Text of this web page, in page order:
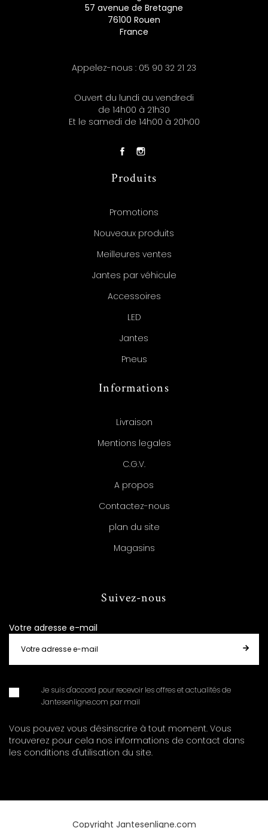
57 avenue de Bretagne
76100 Rouen
France
Appelez-nous : 05 90 32 21 23
Ouvert du lundi au vendredi
de 14h00 à 21h30
Et le samedi de 14h00 à 20h00
Produits
Promotions
Nouveaux produits
Meilleures ventes
Jantes par véhicule
Accessoires
LED
Jantes
Pneus
Informations
Livraison
Mentions legales
C.G.V.
A propos
Contactez-nous
plan du site
Magasins
Suivez-nous
Votre adresse e-mail
Je suis d'accord pour recevoir les offres et actualités de
Jantesenligne.com par mail
Vous pouvez vous désinscrire à tout moment. Vous
trouverez pour cela nos informations de contact dans
les conditions d'utilisation du site.
Copyright Jantesenligne.com